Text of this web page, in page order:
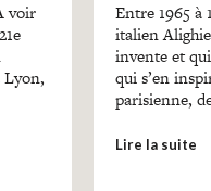
voir
Lyon,
Entre 1965 à
italien
invente et
qui s’en
parisienne,
Lire la suite